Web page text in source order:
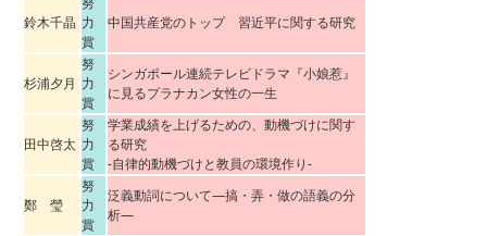
鈴木千晶 力
賞
中国共産党のトップ 習近平に関する研究
杉浦夕月
努
力
賞
シンガポール連続テレビドラマ『小娘惹』
に見るプラナカン女性の一生
田中啓太
努
力
賞
学業成績を上げるための、動機づけに関す
る研究
-自律的動機づけと教員の環境作り-
鄭 瑩
努
力
賞
泛義動詞について―搞・弄・做の語義の分
析―